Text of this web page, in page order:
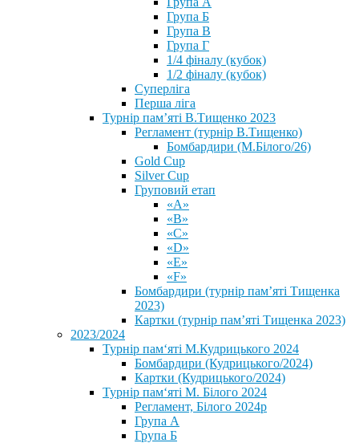
Група Б
Група В
Група Г
1/4 фіналу (кубок)
1/2 фіналу (кубок)
Суперліга
Перша ліга
Турнір пам’яті В.Тищенко 2023
Регламент (турнір В.Тищенко)
Бомбардири (М.Білого/26)
Gold Cup
Silver Cup
Груповий етап
«А»
«В»
«С»
«D»
«Е»
«F»
Бомбардири (турнір пам’яті Тищенка
2023)
Картки (турнір пам’яті Тищенка 2023)
2023/2024
⁨Турнір пам‘яті М.Кудрицького 2024
Бомбардири (Кудрицького/2024)
Картки (Кудрицького/2024)
⁨Турнір пам‘яті М. Білого 2024⁩
Регламент, Білого 2024р
Група А
Група Б